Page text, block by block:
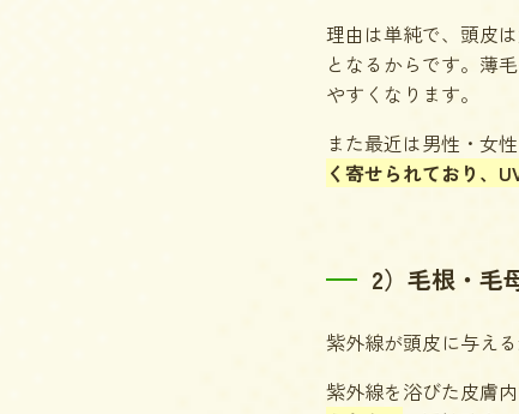
理由は単純で、頭皮
となるからです。薄
やすくなります。
また最近は男性・女性
く寄せられており、
2）毛根・毛
紫外線が頭皮に与え
紫外線を浴びた皮膚内